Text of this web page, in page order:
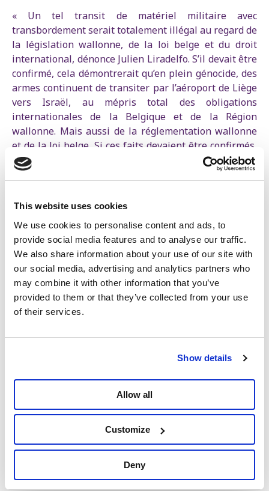
This website uses cookies
We use cookies to personalise content and ads, to
provide social media features and to analyse our traffic.
We also share information about your use of our site with
our social media, advertising and analytics partners who
may combine it with other information that you’ve
provided to them or that they’ve collected from your use
of their services.
Show details
Allow all
Customize
Deny
« Un tel transit de matériel militaire avec
transbordement serait totalement illégal au regard de
la législation wallonne, de la loi belge et du droit
international, dénonce Julien Liradelfo. S’il devait être
confirmé, cela démontrerait qu’en plein génocide, des
armes continuent de transiter par l’aéroport de Liège
vers Israël, au mépris total des obligations
internationales de la Belgique et de la Région
wallonne. Mais aussi de la réglementation wallonne
et de la loi belge. Si ces faits devaient être confirmés,
ce ne serait rien d'autre que le signal que quand il
s’agit de soutenir Israël dans sa guerre génocidaire à
Le député de gauche poursuit : « S’il ne veut pas se
rendre complice du génocide qu’Isaël commet contre
le peuple palestinien, le gouvernement wallon - et
plus particulièrement le Ministre-Président Adrien
Dolimont (MR) - doit exiger d’urgence une enquête
approfondie, indépendante et transparente sur ce vol
spécifique et sur l’ensemble des cargaisons transitant
par Liège à destination d’Israël, exiger la publication
vol 5C506 de Challenge Airlines, pour identifier
clairement l’expéditeur, le destinataire et la nature
« Enfin, il doit prendre toutes les mesures en son
pouvoir pour garantir que plus aucune cargaison
militaire ou à double usage (civil et militaire) à
destination d’Israël ne transite par les aéroports
wallons, ajoute Julien Liradelfo. Hier encore, l’armée
israélienne a délibérément bombardé un hôpital,
faisant au moins 20 morts, dont 5 journalistes. Il est